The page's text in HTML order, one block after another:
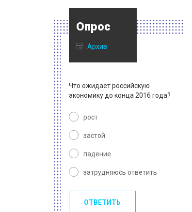
Опрос
Архив
Что ожидает российскую
экономику до конца 2016 года?
рост
застой
падение
затрудняюсь ответить
ОТВЕТИТЬ